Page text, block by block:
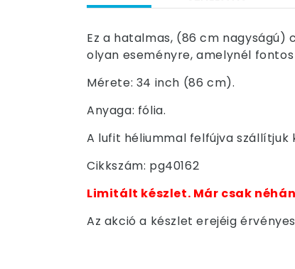
Ez a hatalmas, (86 cm nagyságú)
olyan eseményre, amelynél
Mérete: 34 inch (86 cm).
Anyaga: fólia.
A lufit héliummal felfújva szállítjuk
Cikkszám: pg40162
Limitált készlet. Már csak
Az akció a készlet erejéig